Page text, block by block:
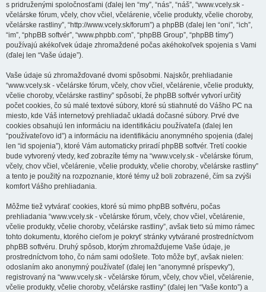
s pridruženými spoločnosťami (ďalej len “my”, “nás”, “náš”, “www.vcely.sk -
včelárske fórum, včely, chov včiel, včelárenie, včelie produkty, včelie choroby,
včelárske rastliny”, “http://www.vcely.sk/forum”) a phpBB (ďalej len “oni”, “ich”,
“im”, “phpBB softvér”, “www.phpbb.com”, “phpBB Group”, “phpBB tímy”)
používajú akékoľvek údaje zhromaždené počas akéhokoľvek spojenia s Vami
(ďalej len “Vaše údaje”).
Vaše údaje sú zhromažďované dvomi spôsobmi. Najskôr, prehliadanie
“www.vcely.sk - včelárske fórum, včely, chov včiel, včelárenie, včelie produkty,
včelie choroby, včelárske rastliny” spôsobí, že phpBB softvér vytvorí určitý
počet cookies, čo sú malé textové súbory, ktoré sú stiahnuté do Vášho PC na
miesto, kde Váš internetový prehliadač ukladá dočasné súbory. Prvé dve
cookies obsahujú len informáciu na identifikáciu používateľa (ďalej len
“používateľovo id”) a informáciu na identifikáciu anonymného spojenia (ďalej
len “id spojenia”), ktoré Vám automaticky priradí phpBB softvér. Tretí cookie
bude vytvorený vtedy, keď zobrazíte témy na “www.vcely.sk - včelárske fórum,
včely, chov včiel, včelárenie, včelie produkty, včelie choroby, včelárske rastliny”
a tento je použitý na rozpoznanie, ktoré témy už boli zobrazené, čím sa zvýši
komfort Vášho prehliadania.
Môžme tiež vytvárať cookies, ktoré sú mimo phpBB softvéru, počas
prehliadania “www.vcely.sk - včelárske fórum, včely, chov včiel, včelárenie,
včelie produkty, včelie choroby, včelárske rastliny”, avšak tieto sú mimo rámec
tohto dokumentu, ktorého cieľom je pokryť stránky vytvárané prostredníctvom
phpBB softvéru. Druhý spôsob, ktorým zhromažďujeme Vaše údaje, je
prostredníctvom toho, čo nám sami odošlete. Toto môže byť, avšak nielen:
odoslaním ako anonymný používateľ (ďalej len “anonymné príspevky”),
registrovaný na “www.vcely.sk - včelárske fórum, včely, chov včiel, včelárenie,
včelie produkty, včelie choroby, včelárske rastliny” (ďalej len “Vaše konto”) a